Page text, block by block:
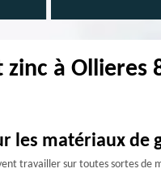
à Ollieres
les matériaux de
travailler sur toutes sortes de